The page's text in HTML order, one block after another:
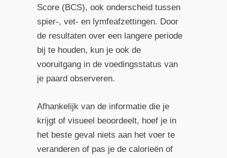
Score (BCS), ook onderscheid tussen
spier-, vet- en lymfeafzettingen. Door
de resultaten over een langere periode
bij te houden, kun je ook de
vooruitgang in de voedingsstatus van
je paard observeren.
Afhankelijk van de informatie die je
krijgt of visueel beoordeelt, hoef je in
het beste geval niets aan het voer te
veranderen of pas je de calorieën of